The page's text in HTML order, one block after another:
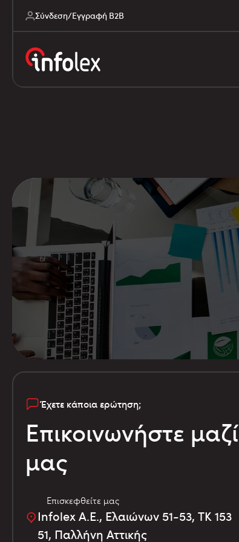
Σύνδεση/Εγγραφή B2B
Έχετε κάποια ερώτηση;
Επικοινωνήστε μαζί
μας
Επισκεφθείτε μας
Infolex Α.Ε., Ελαιώνων 51-53, TK 153
51, Παλλήνη Αττικής